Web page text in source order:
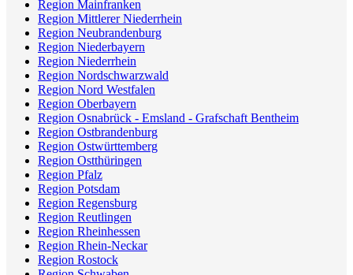
Region Mainfranken
Region Mittlerer Niederrhein
Region Neubrandenburg
Region Niederbayern
Region Niederrhein
Region Nordschwarzwald
Region Nord Westfalen
Region Oberbayern
Region Osnabrück - Emsland - Grafschaft Bentheim
Region Ostbrandenburg
Region Ostwürttemberg
Region Ostthüringen
Region Pfalz
Region Potsdam
Region Regensburg
Region Reutlingen
Region Rheinhessen
Region Rhein-Neckar
Region Rostock